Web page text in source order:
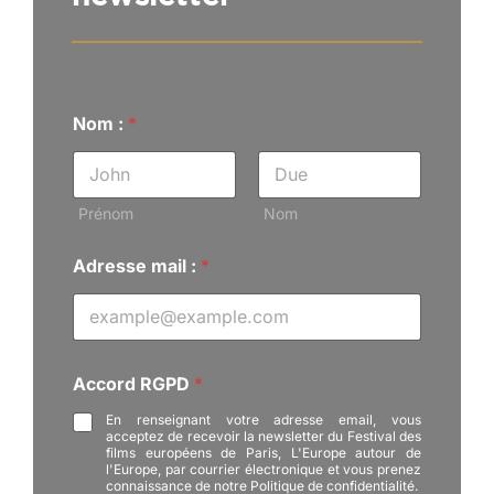
Nom : *
Prénom Nom
Adresse mail : *
d
r
e
Accord RGPD *
En renseignant votre adresse email, vous
acceptez de recevoir la newsletter du Festival des
films européens de Paris, L'Europe autour de
l'Europe, par courrier électronique et vous prenez
connaissance de notre Politique de confidentialité.